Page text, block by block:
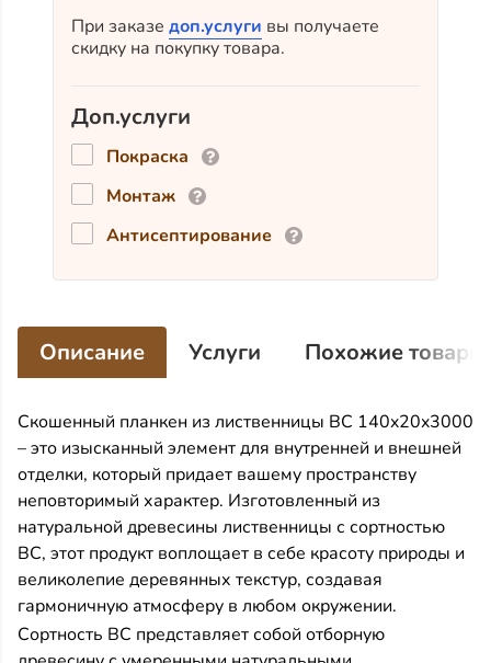
ВС
140x20x3000
При заказе доп.услуги вы получаете
скидку на покупку товара.
Доп.услуги
Покраска
Монтаж
Антисептирование
Описание Услуги Похожие товары
Скошенный планкен из лиственницы BC 140x20x3000
– это изысканный элемент для внутренней и внешней
отделки, который придает вашему пространству
неповторимый характер. Изготовленный из
натуральной древесины лиственницы с сортностью
BC, этот продукт воплощает в себе красоту природы и
великолепие деревянных текстур, создавая
гармоничную атмосферу в любом окружении.
Сортность BC представляет собой отборную